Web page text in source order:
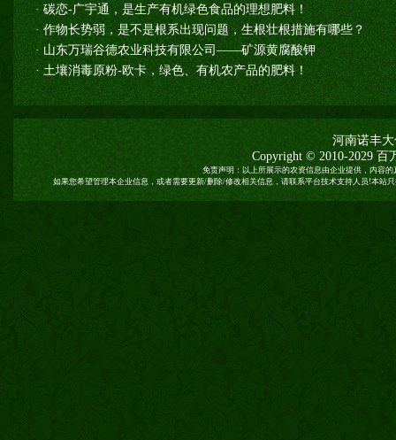
·碳恋-广宇通，是生产有机绿色食品的理想肥料！
·作物长势弱，是不是根系出现问题，生根壮根措施有哪些？
·山东万瑞谷德农业科技有限公司——矿源黄腐酸钾
·土壤消毒原粉-欧卡，绿色、有机农产品的肥料！
河南诺丰
Copyright © 2010-2029 百
免责声明：以上所展示的农资信息由企业提供，内容
如果您希望管理本企业信息，或者需要更新/删除/修改相关信息，请联系平台技术支持人员!本站